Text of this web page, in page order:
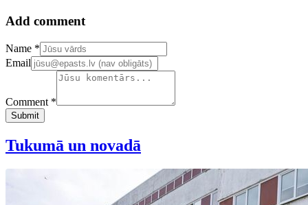
Add comment
Confirm your email address
Name *
Email
Comment *
Submit
Tukumā un novadā